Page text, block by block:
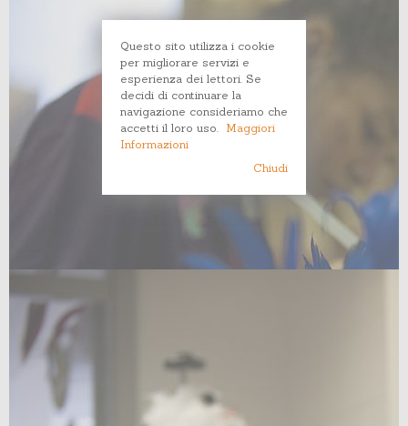
Questo sito utilizza i cookie
per migliorare servizi e
esperienza dei lettori. Se
decidi di continuare la
navigazione consideriamo che
accetti il loro uso.
Maggiori
Informazioni
Chiudi